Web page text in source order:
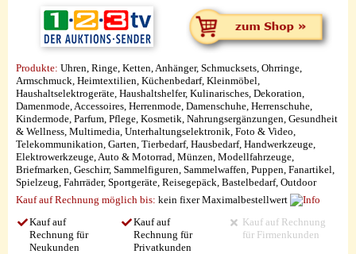
Produkte: Uhren, Ringe, Ketten, Anhänger, Schmucksets, Ohrringe,
Armschmuck, Heimtextilien, Küchenbedarf, Kleinmöbel,
Haushaltselektrogeräte, Haushaltshelfer, Kulinarisches, Dekoration,
Damenmode, Accessoires, Herrenmode, Damenschuhe, Herrenschuhe,
Kindermode, Parfum, Pflege, Kosmetik, Nahrungsergänzungen, Gesundheit
& Wellness, Multimedia, Unterhaltungselektronik, Foto & Video,
Telekommunikation, Garten, Tierbedarf, Hausbedarf, Handwerkzeuge,
Elektrowerkzeuge, Auto & Motorrad, Münzen, Modellfahrzeuge,
Briefmarken, Geschirr, Sammelfiguren, Sammelwaffen, Puppen, Fanartikel,
Spielzeug, Fahrräder, Sportgeräte, Reisegepäck, Bastelbedarf, Outdoor
Kauf auf Rechnung möglich bis: kein fixer Maximalbestellwert
Kauf auf
Rechnung für
Neukunden
Kauf auf
Rechnung für
Privatkunden
Kauf auf Rechnung
für Firmenkunden